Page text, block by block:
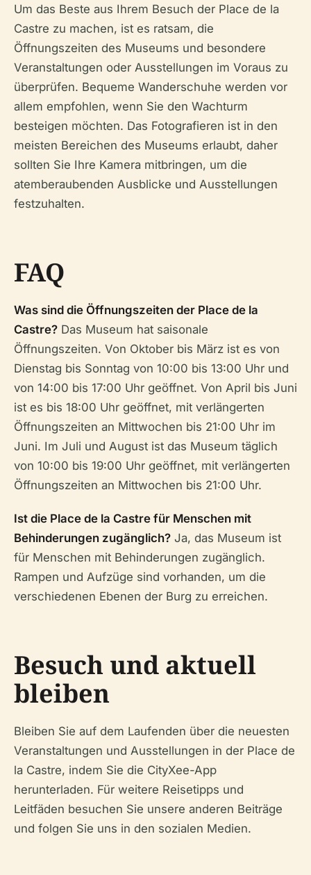
Um das Beste aus Ihrem Besuch der Place de la
Castre zu machen, ist es ratsam, die
Öffnungszeiten des Museums und besondere
Veranstaltungen oder Ausstellungen im Voraus zu
überprüfen. Bequeme Wanderschuhe werden vor
allem empfohlen, wenn Sie den Wachturm
besteigen möchten. Das Fotografieren ist in den
meisten Bereichen des Museums erlaubt, daher
sollten Sie Ihre Kamera mitbringen, um die
atemberaubenden Ausblicke und Ausstellungen
festzuhalten.
FAQ
Was sind die Öffnungszeiten der Place de la
Castre? Das Museum hat saisonale
Öffnungszeiten. Von Oktober bis März ist es von
Dienstag bis Sonntag von 10:00 bis 13:00 Uhr und
von 14:00 bis 17:00 Uhr geöffnet. Von April bis Juni
ist es bis 18:00 Uhr geöffnet, mit verlängerten
Öffnungszeiten an Mittwochen bis 21:00 Uhr im
Juni. Im Juli und August ist das Museum täglich
von 10:00 bis 19:00 Uhr geöffnet, mit verlängerten
Öffnungszeiten an Mittwochen bis 21:00 Uhr.
Ist die Place de la Castre für Menschen mit
Behinderungen zugänglich? Ja, das Museum ist
für Menschen mit Behinderungen zugänglich.
Rampen und Aufzüge sind vorhanden, um die
verschiedenen Ebenen der Burg zu erreichen.
Besuch und aktuell
bleiben
Bleiben Sie auf dem Laufenden über die neuesten
Veranstaltungen und Ausstellungen in der Place de
la Castre, indem Sie die CityXee-App
herunterladen. Für weitere Reisetipps und
Leitfäden besuchen Sie unsere anderen Beiträge
und folgen Sie uns in den sozialen Medien.